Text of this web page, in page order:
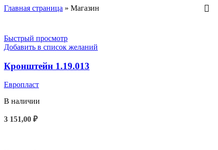
Главная страница » Магазин
Быстрый просмотр
Добавить в список желаний
Кронштейн 1.19.013
Европласт
В наличии
3 151,00 ₽